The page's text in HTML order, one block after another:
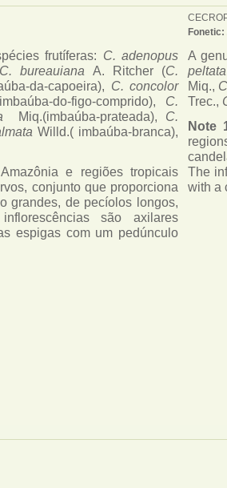
frutíferas: C. adenopus
C. bureauianaA. Ritcher (C.
da-capoeira), C. concolor
do-figo-comprido), C.
Miq.(imbaúba-prateada), C.
Willd.( imbaúba-branca),
e regiões tropicais
conjunto que proporciona
grandes, de pecíolos longos,
são axilares
espigas com um pedúnculo
Fonetic:
A
peltata
Miq.,
Trec.,
Note
The
with a